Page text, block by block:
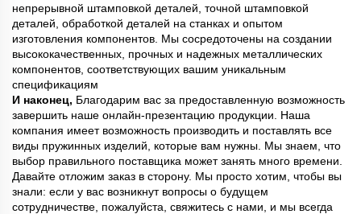
непрерывной штамповкой деталей, точной штамповкой
деталей, обработкой деталей на станках и опытом
изготовления компонентов. Мы сосредоточены на создании
высококачественных, прочных и надежных металлических
компонентов, соответствующих вашим уникальным
спецификациям
И наконец, Благодарим вас за предоставленную возможность
завершить наше онлайн-презентацию продукции. Наша
компания имеет возможность производить и поставлять все
виды пружинных изделий, которые вам нужны. Мы знаем, что
выбор правильного поставщика может занять много времени.
Давайте отложим заказ в сторону. Мы просто хотим, чтобы вы
знали: если у вас возникнут вопросы о будущем
сотрудничестве, пожалуйста, свяжитесь с нами, и мы всегда